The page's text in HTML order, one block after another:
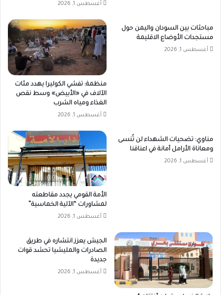
أغسطس 1, 2026
مباحثات بين السودان واليمن حول
مستجدات الأوضاع الاقليمة
أغسطس 1, 2026
منظمة: تفشي الكوليرا يهدد مئات
الآلاف في «الأبيض» وسط نقص
الغذاء ومياه الشرب
أغسطس 1, 2026
مناوي: تضحيات الشهداء لن تُنسى
ومعاناة الأرامل أمانة في اعناقنا
أغسطس 1, 2026
الأمة القومي يجدد مقاطعته
لمشاورات “الآلية الخماسية”
أغسطس 1, 2026
الجيش يعزز انتشاره في طريق
الصادرات والمليشيا تحشد قوات
جديدة
أغسطس 1, 2026